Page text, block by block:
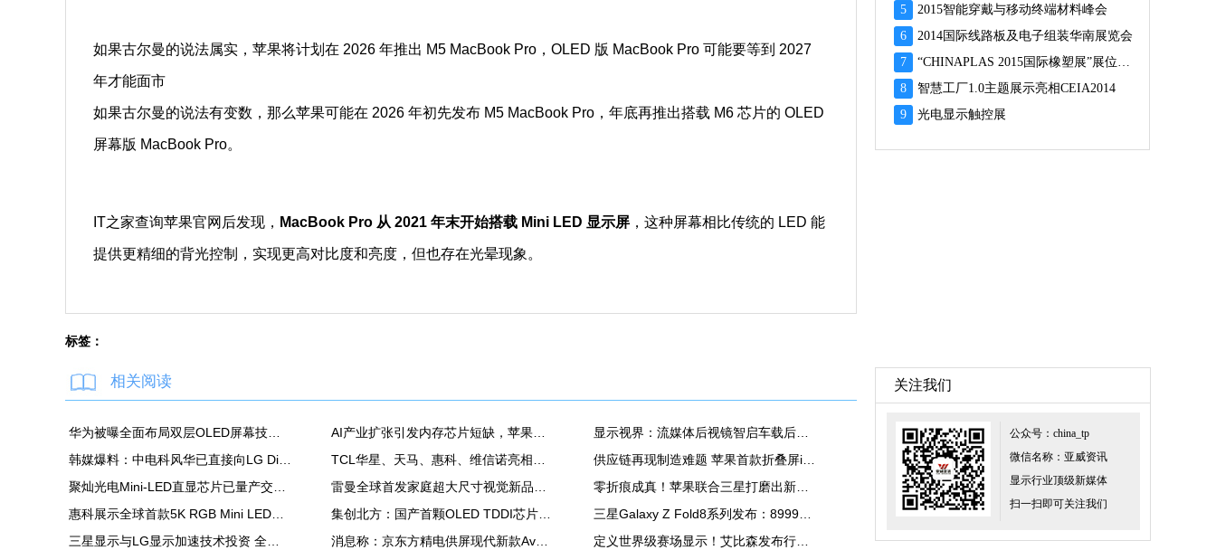
如果古尔曼的说法属实，苹果将计划在 2026 年推出 M5 MacBook Pro，OLED 版 MacBook Pro 可能要等到 2027
年才能面市
如果古尔曼的说法有变数，那么苹果可能在 2026 年初先发布 M5 MacBook Pro，年底再推出搭载 M6 芯片的 OLED
屏幕版 MacBook Pro。
IT之家查询苹果官网后发现， MacBook Pro 从 2021 年末开始搭载 Mini LED 显示屏 ，这种屏幕相比传统的 LED 能
提供更精细的背光控制，实现更高对比度和亮度，但也存在光晕现象。
标签：
相关阅读
5
2015智能穿戴与移动终端材料峰会
6
2014国际线路板及电子组装华南展览会
7
“CHINAPLAS 2015国际橡塑展”展位预订火爆 彰显橡塑业乐观前景
8
智慧工厂1.0主题展示亮相CEIA2014
9
光电显示触控展
关注我们
公众号：china_tp
微信名称：亚威资讯
显示行业顶级新媒体
扫一扫即可关注我们